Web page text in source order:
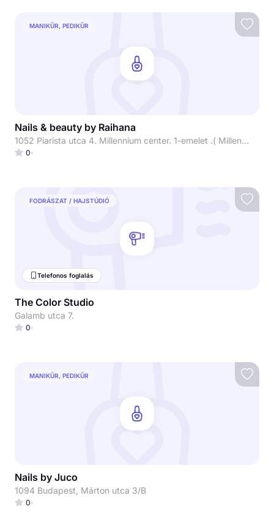
MANIKŰR, PEDIKŰR
Nails & beauty by Raihana
1052 Piarista utca 4. Millennium center. 1-emelet .( Millennium beauty)
0
FODRÁSZAT / HAJSTÚDIÓ
Telefonos foglalás
The Color Studio
Galamb utca 7.
0
MANIKŰR, PEDIKŰR
Nails by Juco
1094 Budapest, Márton utca 3/B
0